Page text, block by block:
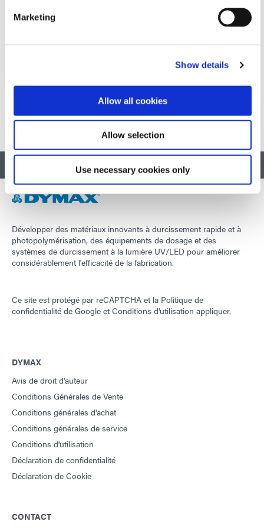
Marketing
Show details
Allow all cookies
Allow selection
Use necessary cookies only
suis impatient de développer et de mettre en œuvre des
stratégies commerciales qui renforceront encore
Hartford et apporte plus de 25 ans d'expertise financière.
RETOUR EN HAUT
Développer des matériaux innovants à durcissement rapide et à
photopolymérisation, des équipements de dosage et des
systèmes de durcissement à la lumière UV/LED pour améliorer
considérablement l'efficacité de la fabrication.
Ce site est protégé par reCAPTCHA et la Politique de
confidentialité de Google etConditions d'utilisation appliquer.
DYMAX
Avis de droit d'auteur
Conditions Générales de Vente
Conditions générales d'achat
Conditions générales de service
Conditions d'utilisation
Déclaration de confidentialité
Déclaration de Cookie
CONTACT